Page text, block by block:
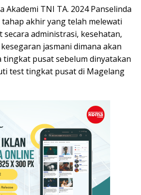
Akademi TNI TA. 2024 Panselinda
akhir yang telah melewati
secara administrasi, kesehatan,
jasmani dimana akan
tingkat pusat sebelum dinyatakan
test tingkat pusat di Magelang